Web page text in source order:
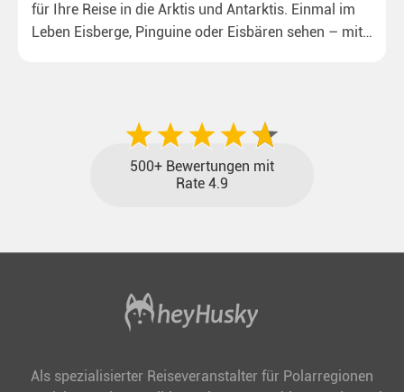
für Ihre Reise in die Arktis und Antarktis. Einmal im
Leben Eisberge, Pinguine oder Eisbären sehen – mit
500+ Bewertungen mit
Rate 4.9
Als spezialisierter Reiseveranstalter für Polarregionen